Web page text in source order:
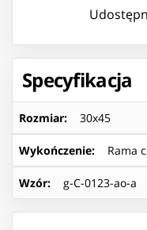
Specyfikacja
Rozmiar: 30x45
Wykończenie: Rama
Wzór: g-C-0123-ao-a